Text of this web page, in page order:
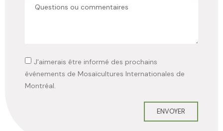
J'aimerais être informé des prochains
événements de Mosaïcultures Internationales de
Montréal.
ENVOYER